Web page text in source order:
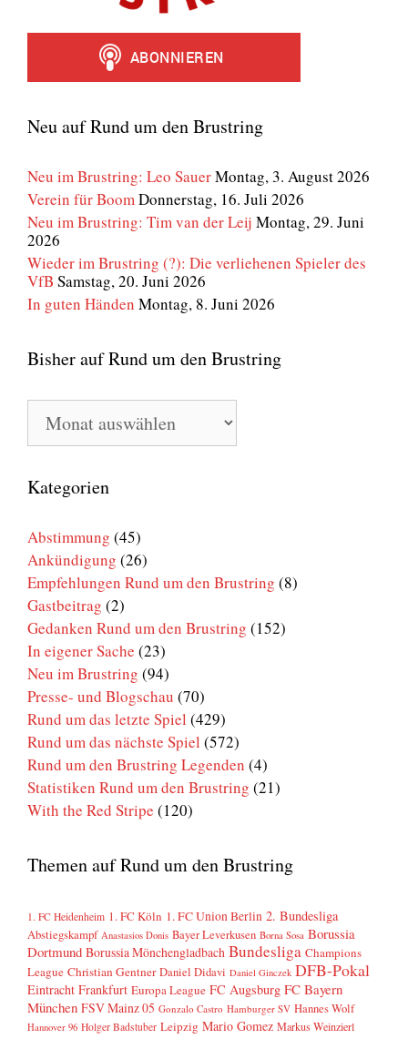
Neu auf Rund um den Brustring
Neu im Brustring: Leo SauerMontag, 3. August 2026
Verein für BoomDonnerstag, 16. Juli 2026
Neu im Brustring: Tim van der Leij Montag, 29. Juni
2026
Wieder im Brustring (?): Die verliehenen Spieler des
VfB Samstag, 20. Juni 2026
In guten Händen Montag, 8. Juni 2026
Bisher auf Rund um den Brustring
Bisher
auf
Rund
den
Brustring
Kategorien
Abstimmung (45)
Ankündigung (26)
Empfehlungen Rund um den Brustring (8)
Gastbeitrag (2)
Gedanken Rund um den Brustring (152)
In eigener Sache (23)
Neu im Brustring (94)
Presse- und Blogschau (70)
Rund um das letzte Spiel (429)
Rund um das nächste Spiel (572)
Rund um den Brustring Legenden (4)
Statistiken Rund um den Brustring (21)
With the Red Stripe (120)
Themen auf Rund um den Brustring
1. FC Heidenheim 1. FC Köln 1. FC Union Berlin 2. Bundesliga
Abstiegskampf Anastasios Donis Bayer Leverkusen Borna Sosa Borussia
Dortmund Borussia Mönchengladbach Bundesliga Champions
League Christian Gentner Daniel Didavi Daniel Ginczek DFB-Pokal
Eintracht Frankfurt Europa League FC Augsburg FC Bayern
München FSV Mainz 05 Gonzalo Castro Hamburger SV Hannes Wolf
Hannover 96 Holger Badstuber Leipzig Mario Gomez Markus Weinzierl